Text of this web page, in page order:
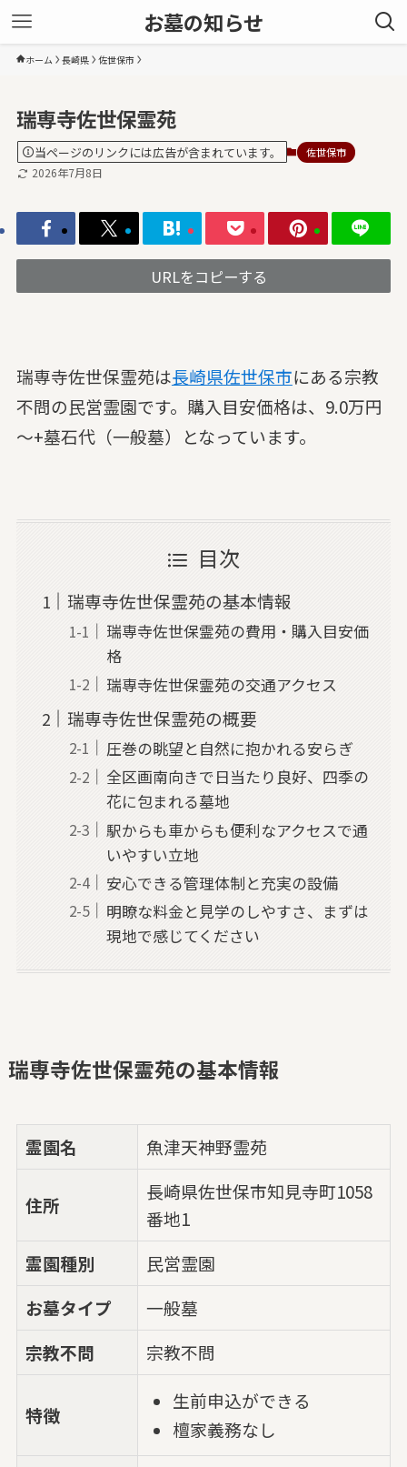
お墓の知らせ
ホーム 長崎県 佐世保市
瑞専寺佐世保霊苑
当ページのリンクには広告が含まれています。 佐世保市
2026年7月8日
URLをコピーする
瑞専寺佐世保霊苑は長崎県佐世保市にある宗教
不問の民営霊園です。購入目安価格は、9.0万円
～+墓石代（一般墓）となっています。
目次
瑞専寺佐世保霊苑の基本情報
瑞専寺佐世保霊苑の費用・購入目安価
格
瑞専寺佐世保霊苑の交通アクセス
瑞専寺佐世保霊苑の概要
圧巻の眺望と自然に抱かれる安らぎ
全区画南向きで日当たり良好、四季の
花に包まれる墓地
駅からも車からも便利なアクセスで通
いやすい立地
安心できる管理体制と充実の設備
明瞭な料金と見学のしやすさ、まずは
現地で感じてください
瑞専寺佐世保霊苑の基本情報
霊園名 魚津天神野霊苑
住所
長崎県佐世保市知見寺町1058
番地1
霊園種別
民営霊園
お墓タイプ
一般墓
宗教不問
宗教不問
特徴
生前申込ができる
檀家義務なし